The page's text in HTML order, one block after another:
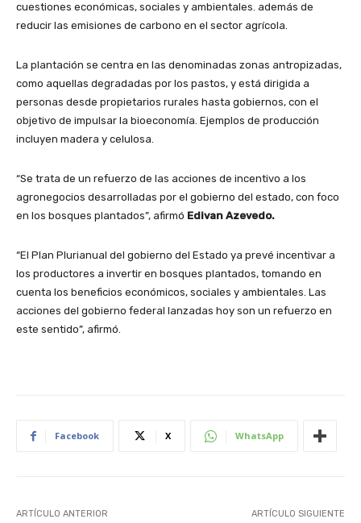
cuestiones económicas, sociales y ambientales. además de
reducir las emisiones de carbono en el sector agrícola.
La plantación se centra en las denominadas zonas antropizadas,
como aquellas degradadas por los pastos, y está dirigida a
personas desde propietarios rurales hasta gobiernos, con el
objetivo de impulsar la bioeconomía. Ejemplos de producción
incluyen madera y celulosa.
“Se trata de un refuerzo de las acciones de incentivo a los
agronegocios desarrolladas por el gobierno del estado, con foco
en los bosques plantados”, afirmó Edivan Azevedo.
“El Plan Plurianual del gobierno del Estado ya prevé incentivar a
los productores a invertir en bosques plantados, tomando en
cuenta los beneficios económicos, sociales y ambientales. Las
acciones del gobierno federal lanzadas hoy son un refuerzo en
este sentido”, afirmó.
Facebook X WhatsApp
ARTÍCULO ANTERIOR ARTÍCULO SIGUIENTE